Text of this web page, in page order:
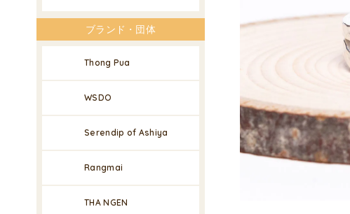
ブランド・団体
Thong Pua
WSDO
Serendip of Ashiya
Rangmai
THA NGEN